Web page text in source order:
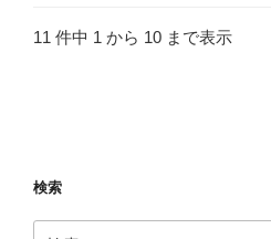
11 件中 1 から 10 まで表示
検索